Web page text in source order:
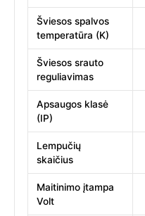
Šviesos spalvos
temperatūra (K)
Šviesos srauto
reguliavimas
Apsaugos klasė
(IP)
Lempučių
skaičius
Maitinimo įtampa
Volt